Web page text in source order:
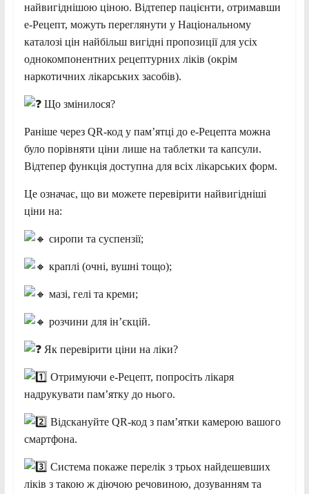
найвигіднішою ціною. Відтепер пацієнти, отримавши
е-Рецепт, можуть переглянути у Національному
каталозі цін найбільш вигідні пропозиції для усіх
однокомпонентних рецептурних ліків (окрім
наркотичних лікарських засобів).
Що змінилося?
Раніше через QR-код у пам’ятці до е-Рецепта можна
було порівняти ціни лише на таблетки та капсули.
Відтепер функція доступна для всіх лікарських форм.
Це означає, що ви можете перевірити найвигідніші
ціни на:
сиропи та суспензії;
краплі (очні, вушні тощо);
мазі, гелі та креми;
розчини для ін’єкцій.
Як перевірити ціни на ліки?
Отримуючи е-Рецепт, попросіть лікаря
надрукувати пам’ятку до нього.
Відскануйте QR-код з пам’ятки камерою вашого
смартфона.
Система покаже перелік з трьох найдешевших
ліків з такою ж діючою речовиною, дозуванням та